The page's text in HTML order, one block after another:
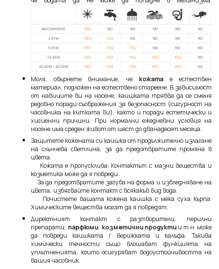
Моля, обърнете внимание, че кожата е естествен
материал, подложен на естествено стареене. В зависимост
от навиците ви на носене, каишката трябва да се сменя
редовно поради съображения за безопасност (сигурност на
часовника на китката ви), както и поради естетически и
хигиенни причини. При нормални ежедневни условия на
носене има среден живот от шест до дванадесет месеца.
Защитете кожената си каишка от продължително излагане
на слънчева светлина, за да предотвратите промяна в
цвета.
Кожата е пропусклива: Контактът с мазни вещества и
козметика може да я повреди.
За да предотвратите загуба на форма и избледняване на
цвета, избягвайте контакт с всякакъв вид вода.
Почистете вашата кожена каишка с мека суха кърпа:
Химическите вещества могат да я повредят.
Директният контакт с разтворители, перилни
препарати, парфюми, козметични продукти и т.н. може
да повреди каишката / верижката и калъфа. Такива
химически течности също влошават функцията на
уплътненията, които осигуряват водоустойчивостта на
вашия часовник.